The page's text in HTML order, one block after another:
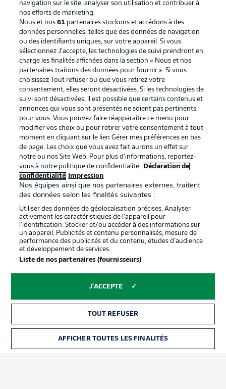
La publicité Conditions d’utilisation des
services
Mentions Légales Gérer mes préférences
confidentialité
Travaux Contact
Impression Joueurs
© 2026 Bundesliga-Gruppe GmbH
Choisissez votre langue
Français
navigation sur le site, analyser son utilisation et contribuer à
nos efforts de marketing.
Nous et nos61 partenaires stockons et accédons à des
données personnelles, telles que des données de navigation
ou des identifiants uniques, sur votre appareil. Si vous
sélectionnez J'accepte, les technologies de suivi prendront en
charge les finalités affichées dans la section « Nous et nos
partenaires traitons des données pour fournir ». Si vous
choisissez Tout refuser ou que vous retirez votre
consentement, elles seront désactivées. Si les technologies de
suivi sont désactivées, il est possible que certains contenus et
annonces qui vous sont présentés ne soient pas pertinents
pour vous. Vous pouvez faire réapparaître ce menu pour
modifier vos choix ou pour retirer votre consentement à tout
moment en cliquant sur le lien Gérer mes préférences en bas
de page. Les choix que vous avez fait aurons un effet sur
notre ou nos Site Web. Pour plus d’informations, reportez-
vous à notre politique de confidentialité.
Déclaration de
confidentialité
Impression
Nos équipes ainsi que nos partenaires externes, traitent
des données selon les finalités suivantes :
Utiliser des données de géolocalisation précises. Analyser
activement les caractéristiques de l’appareil pour
l’identification. Stocker et/ou accéder à des informations sur
un appareil. Publicités et contenu personnalisés, mesure de
performance des publicités et du contenu, études d’audience
et développement de services.
Liste de nos partenaires (fournisseurs)
J'ACCEPTE
TOUT REFUSER
AFFICHER TOUTES LES FINALITÉS